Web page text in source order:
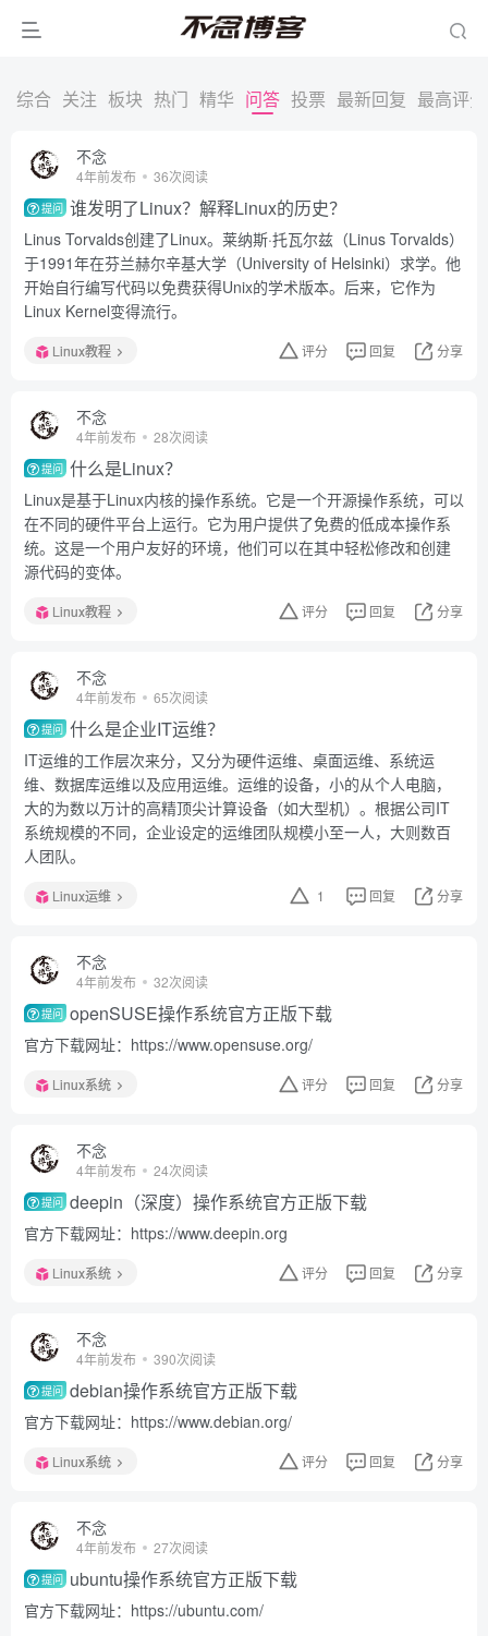
综合 关注 板块 热门 精华 问答 投票 最新回复 最高评分
不念
4年前发布 36次阅读
提问 谁发明了Linux？解释Linux的历史？
Linus Torvalds创建了Linux。莱纳斯·托瓦尔兹（Linus Torvalds）
于1991年在芬兰赫尔辛基大学（University of Helsinki）求学。他
开始自行编写代码以免费获得Unix的学术版本。后来，它作为
Linux Kernel变得流行。
Linux教程 评分 回复 分享
不念
4年前发布 28次阅读
提问 什么是Linux？
Linux是基于Linux内核的操作系统。它是一个开源操作系统，可以
在不同的硬件平台上运行。它为用户提供了免费的低成本操作系
统。这是一个用户友好的环境，他们可以在其中轻松修改和创建
源代码的变体。
Linux教程 评分 回复 分享
不念
4年前发布 65次阅读
提问 什么是企业IT运维？
IT运维的工作层次来分，又分为硬件运维、桌面运维、系统运
维、数据库运维以及应用运维。运维的设备，小的从个人电脑，
大的为数以万计的高精顶尖计算设备（如大型机）。根据公司IT
系统规模的不同，企业设定的运维团队规模小至一人，大则数百
人团队。
Linux运维 1 回复 分享
不念
4年前发布 32次阅读
提问 openSUSE操作系统官方正版下载
官方下载网址：https://www.opensuse.org/
Linux系统 评分 回复 分享
不念
4年前发布 24次阅读
提问 deepin（深度）操作系统官方正版下载
官方下载网址：https://www.deepin.org
Linux系统 评分 回复 分享
不念
4年前发布 390次阅读
提问 debian操作系统官方正版下载
官方下载网址：https://www.debian.org/
Linux系统 评分 回复 分享
不念
4年前发布 27次阅读
提问 ubuntu操作系统官方正版下载
官方下载网址：https://ubuntu.com/